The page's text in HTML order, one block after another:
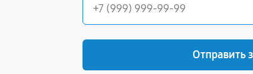
Отправить